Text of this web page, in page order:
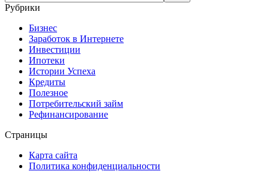
Рубрики
Бизнес
Заработок в Интернете
Инвестиции
Ипотеки
Истории Успеха
Кредиты
Полезное
Потребительский займ
Рефинансирование
Страницы
Карта сайта
Политика конфиденциальности